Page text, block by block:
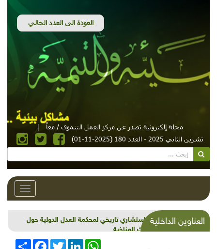
مجلة إلكترونية تصدر عن مركز العمل التنموي / معاً
|
تشرين الثاني 2025 - العدد 180 (2025-11-01)
Toggle
العناوين الداخليةشذرات بيئية وتنموية...بنية تحتية وحلويات قبيحة
وحاكورة ونوبل وزيتون و"سيباط"
انشر
FacebookTwitterLinkedInWhatsApp